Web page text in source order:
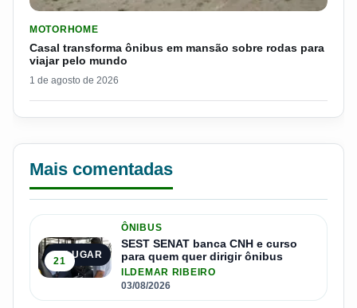
MOTORHOME
Casal transforma ônibus em mansão sobre rodas para
viajar pelo mundo
1 de agosto de 2026
Mais comentadas
1º LUGAR
21
ÔNIBUS
SEST SENAT banca CNH e curso
para quem quer dirigir ônibus
ILDEMAR RIBEIRO
03/08/2026